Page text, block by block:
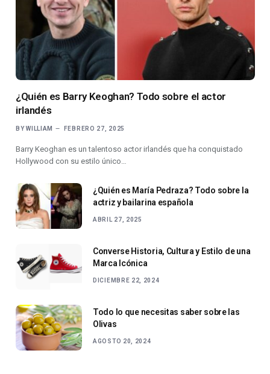
¿Quién es Barry Keoghan? Todo sobre el actor
irlandés
BY WILLIAM FEBRERO 27, 2025
Barry Keoghan es un talentoso actor irlandés que ha conquistado
Hollywood con su estilo único…
¿Quién es María Pedraza? Todo sobre la
actriz y bailarina española
ABRIL 27, 2025
Converse Historia, Cultura y Estilo de una
Marca Icónica
DICIEMBRE 22, 2024
Todo lo que necesitas saber sobre las
Olivas
AGOSTO 20, 2024